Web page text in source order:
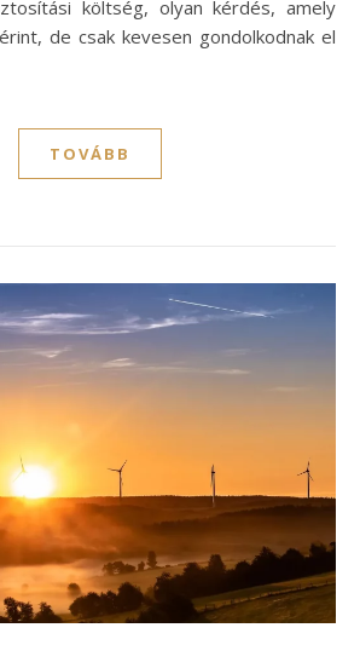
költség, olyan kérdés, amely
de csak kevesen gondolkodnak el
TOVÁBB